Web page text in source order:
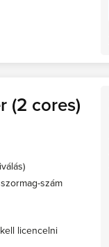
(2 cores)
szám
licencelni